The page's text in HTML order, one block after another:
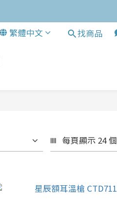
繁體中文 找商品
每頁顯示 24 個